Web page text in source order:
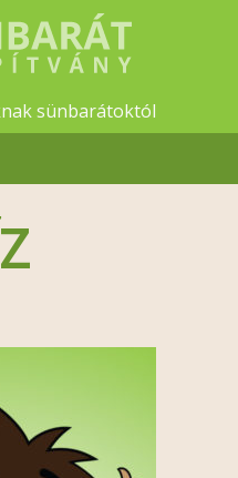
sünbarátoktól